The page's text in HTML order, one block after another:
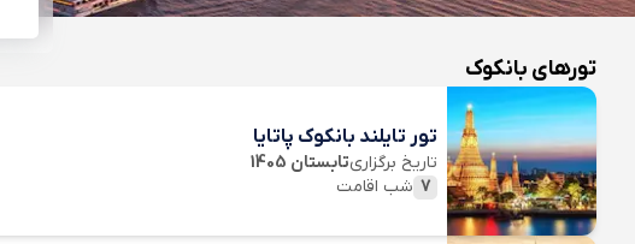
تورهای بانکوک
تور تایلند بانکوک پاتایا
تاریخ برگزاریتابستان 1405
7 شب اقامت